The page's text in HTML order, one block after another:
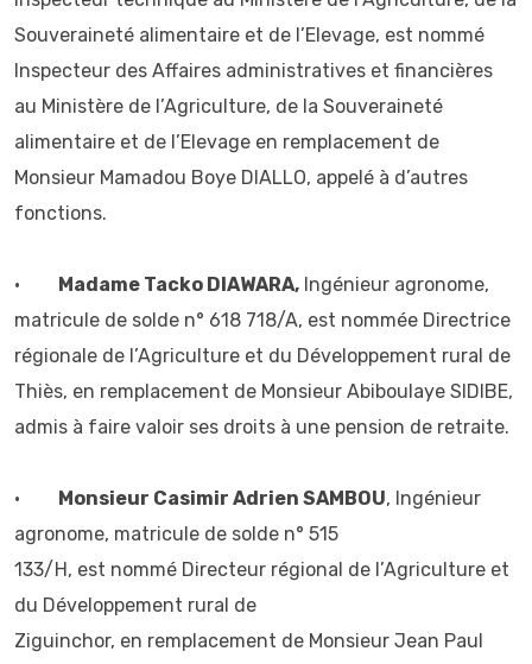
Souveraineté alimentaire et de l’Elevage, est nommé
Inspecteur des Affaires administratives et financières
au Ministère de l’Agriculture, de la Souveraineté
alimentaire et de l’Elevage en remplacement de
Monsieur Mamadou Boye DIALLO, appelé à d’autres
fonctions.
• Madame Tacko DIAWARA, Ingénieur agronome,
matricule de solde n° 618 718/A, est nommée Directrice
régionale de l’Agriculture et du Développement rural de
Thiès, en remplacement de Monsieur Abiboulaye SIDIBE,
admis à faire valoir ses droits à une pension de retraite.
• Monsieur Casimir Adrien SAMBOU, Ingénieur
agronome, matricule de solde n° 515
133/H, est nommé Directeur régional de l’Agriculture et
du Développement rural de
Ziguinchor, en remplacement de Monsieur Jean Paul